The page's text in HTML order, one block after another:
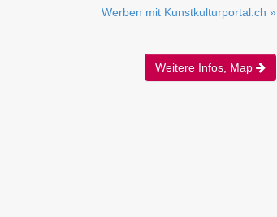
Werben mit Kunstkulturportal.ch »
Weitere Infos, Map